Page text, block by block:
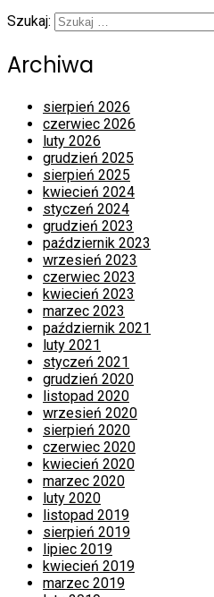
Szukaj:
Archiwa
sierpień 2026
czerwiec 2026
luty 2026
grudzień 2025
sierpień 2025
kwiecień 2024
styczeń 2024
grudzień 2023
październik 2023
wrzesień 2023
czerwiec 2023
kwiecień 2023
marzec 2023
październik 2021
luty 2021
styczeń 2021
grudzień 2020
listopad 2020
wrzesień 2020
sierpień 2020
czerwiec 2020
kwiecień 2020
marzec 2020
luty 2020
listopad 2019
sierpień 2019
lipiec 2019
kwiecień 2019
marzec 2019